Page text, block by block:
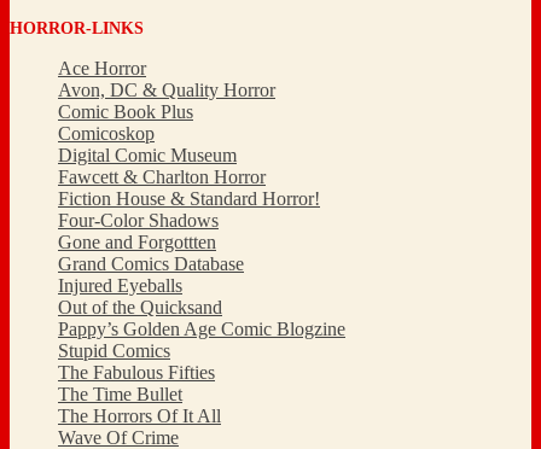
HORROR-LINKS
Ace Horror
Avon, DC & Quality Horror
Comic Book Plus
Comicoskop
Digital Comic Museum
Fawcett & Charlton Horror
Fiction House & Standard Horror!
Four-Color Shadows
Gone and Forgottten
Grand Comics Database
Injured Eyeballs
Out of the Quicksand
Pappy’s Golden Age Comic Blogzine
Stupid Comics
The Fabulous Fifties
The Time Bullet
The Horrors Of It All
Wave Of Crime